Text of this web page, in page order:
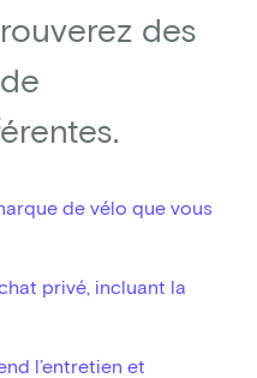
des
de vélo que vous
privé, incluant la
l’entretien et